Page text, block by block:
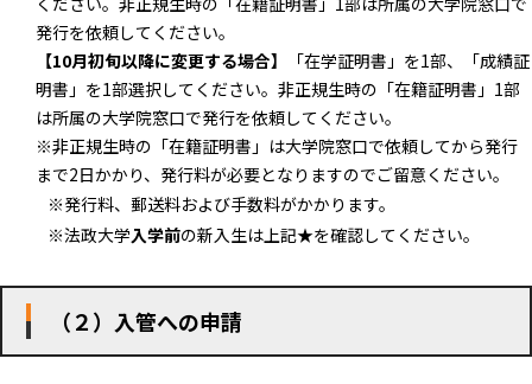
発行を依頼してください。
【10月初旬以降に変更する場合】
「在学証明書」を1部、「成績証
明書」を1部選択してください。非正規生時の「在籍証明書」1部
は所属の大学院窓口で発行を依頼してください。
※非正規生時の「在籍証明書」は大学院窓口で依頼してから発行
まで2日かかり、発行料が必要となりますのでご留意ください。
※発行料、郵送料および手数料がかかります。
※法政大学入学前の新入生は上記★を確認してください。
（２）入管への申請